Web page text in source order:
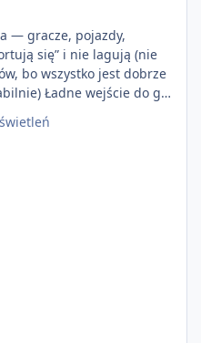
— gracze, pojazdy,
się” i nie lagują (nie
bo wszystko jest dobrze
do gry
Wygodne
(wsparcie C# / JS /